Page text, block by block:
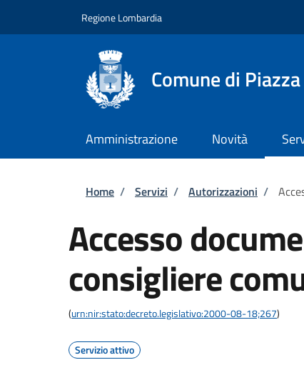
Regione Lombardia
Comune di
Amministrazione Novità
Briciole di pane
Home / Servizi / Autorizzazioni /
Accesso
consigliere
(urn:nir:stato:decreto.legislativo:2000-08-18;267)
Servizio attivo